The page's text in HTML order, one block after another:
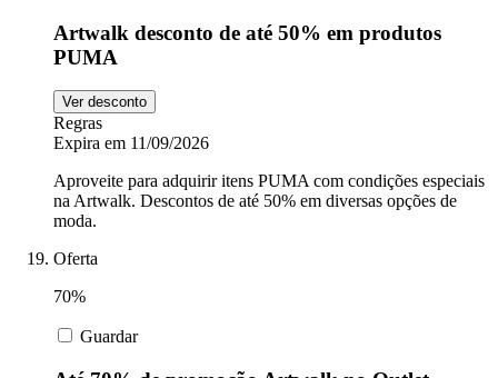
Artwalk desconto de até 50% em produtos
PUMA
Ver desconto
Regras
Expira em 11/09/2026
Aproveite para adquirir itens PUMA com condições especiais
na Artwalk. Descontos de até 50% em diversas opções de
moda.
Oferta
70%
Guardar